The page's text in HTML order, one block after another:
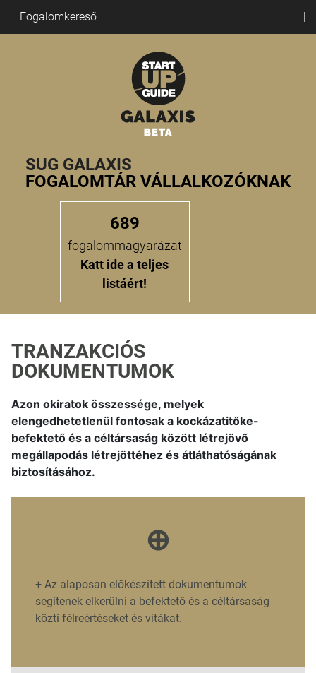
Fogalomkereső
SUG GALAXIS
FOGALOMTÁR VÁLLALKOZÓKNAK
689
fogalommagyarázat
Katt ide a teljes
listáért!
TRANZAKCIÓS
DOKUMENTUMOK
Azon okiratok összessége, melyek
elengedhetetlenül fontosak a kockázatitőke-
befektető és a céltársaság között létrejövő
megállapodás létrejöttéhez és átláthatóságának
biztosításához.
⊕
+ Az alaposan előkészített dokumentumok
segítenek elkerülni a befektető és a céltársaság
közti félreértéseket és vitákat.